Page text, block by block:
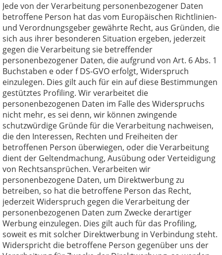
Jede von der Verarbeitung personenbezogener Daten
betroffene Person hat das vom Europäischen Richtlinien-
und Verordnungsgeber gewährte Recht, aus Gründen, die
sich aus ihrer besonderen Situation ergeben, jederzeit
gegen die Verarbeitung sie betreffender
personenbezogener Daten, die aufgrund von Art. 6 Abs. 1
Buchstaben e oder f DS-GVO erfolgt, Widerspruch
einzulegen. Dies gilt auch für ein auf diese Bestimmungen
gestütztes Profiling. Wir verarbeitet die
personenbezogenen Daten im Falle des Widerspruchs
nicht mehr, es sei denn, wir können zwingende
schutzwürdige Gründe für die Verarbeitung nachweisen,
die den Interessen, Rechten und Freiheiten der
betroffenen Person überwiegen, oder die Verarbeitung
dient der Geltendmachung, Ausübung oder Verteidigung
von Rechtsansprüchen. Verarbeiten wir
personenbezogene Daten, um Direktwerbung zu
betreiben, so hat die betroffene Person das Recht,
jederzeit Widerspruch gegen die Verarbeitung der
personenbezogenen Daten zum Zwecke derartiger
Werbung einzulegen. Dies gilt auch für das Profiling,
soweit es mit solcher Direktwerbung in Verbindung steht.
Widerspricht die betroffene Person gegenüber uns der